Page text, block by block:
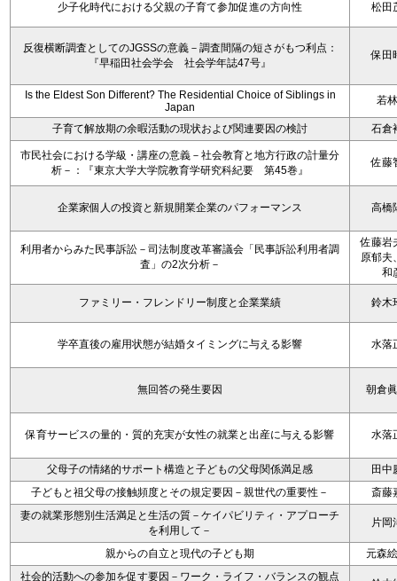
少子化時代における父親の子育て参加促進の方向性 松田
反復横断調査としてのJGSSの意義－調査間隔の短さがもつ利点：
『早稲田社会学会 社会学年誌47号』
保田
Is the Eldest Son Different? The Residential Choice of Siblings in
Japan
若
子育て解放期の余暇活動の現状および関連要因の検討 石倉
市民社会における学級・講座の意義－社会教育と地方行政の計量分
析－：『東京大学大学院教育学研究科紀要 第45巻』
佐藤
企業家個人の投資と新規開業企業のパフォーマンス 高橋
利用者からみた民事訴訟－司法制度改革審議会「民事訴訟利用者調
査」の2次分析－
佐藤岩
原郁夫
和
ファミリー・フレンドリー制度と企業業績 鈴木
学卒直後の雇用状態が結婚タイミングに与える影響 水落
無回答の発生要因 朝倉
保育サービスの量的・質的充実が女性の就業と出産に与える影響 水落
父母子の情緒的サポート構造と子どもの父母関係満足感
田中
子どもと祖父母の接触頻度とその規定要因－親世代の重要性－
斎藤
妻の就業形態別生活満足と生活の質－ケイパビリティ・アプローチ
を利用して－
片岡
親からの自立と現代の子ども期
元森
社会的活動への参加を促す要因－ワーク・ライフ・バランスの観点